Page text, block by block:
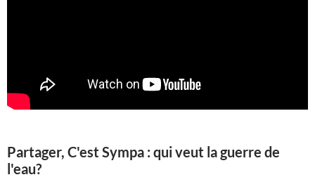
Partager, C'est Sympa : qui veut la guerre de
l'eau?